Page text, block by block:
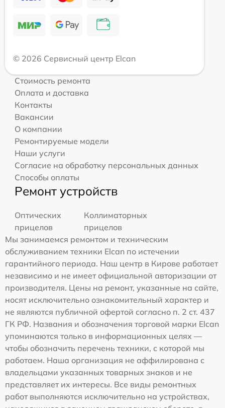
© 2026 Сервисный центр Elcan
Стоимость ремонта
Оплата и доставка
Контакты
Вакансии
О компании
Ремонтируемые модели
Наши услуги
Согласие на обработку персональных данных
Способы оплаты
Ремонт устройств
Оптических
прицелов
Коллиматорных
прицелов
Мы занимаемся ремонтом и техническим
обслуживанием техники Elcan по истечении
гарантийного периода. Наш центр в Кирове работает
независимо и не имеет официальной авторизации от
производителя. Цены на ремонт, указанные на сайте,
носят исключительно ознакомительный характер и
не являются публичной офертой согласно п. 2 ст. 437
ГК РФ. Названия и обозначения торговой марки Elcan
упоминаются только в информационных целях —
чтобы обозначить перечень техники, с которой мы
работаем. Наша организация не аффилирована с
владельцами указанных товарных знаков и не
представляет их интересы. Все виды ремонтных
работ выполняются исключительно на устройствах,